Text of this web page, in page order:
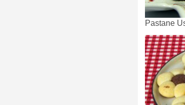
Pastane